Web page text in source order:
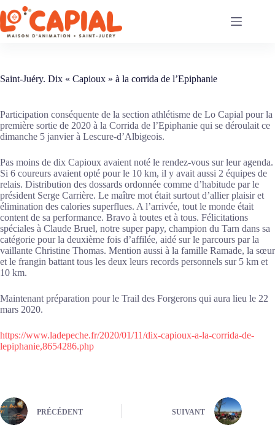
Passer
au
contenu
Saint-Juéry. Dix « Capioux » à la corrida de l’Epiphanie
Participation conséquente de la section athlétisme de Lo Capial pour la
première sortie de 2020 à la Corrida de l’Epiphanie qui se déroulait ce
dimanche 5 janvier à Lescure-d’Albigeois.
Pas moins de dix Capioux avaient noté le rendez-vous sur leur agenda.
Si 6 coureurs avaient opté pour le 10 km, il y avait aussi 2 équipes de
relais. Distribution des dossards ordonnée comme d’habitude par le
président Serge Carrière. Le maître mot était surtout d’allier plaisir et
élimination des calories superflues. A l’arrivée, tout le monde était
content de sa performance. Bravo à toutes et à tous. Félicitations
spéciales à Claude Bruel, notre super papy, champion du Tarn dans sa
catégorie pour la deuxième fois d’affilée, aidé sur le parcours par la
vaillante Christine Thomas. Mention aussi à la famille Ramade, la sœur
et le frangin battant tous les deux leurs records personnels sur 5 km et
10 km.
Maintenant préparation pour le Trail des Forgerons qui aura lieu le 22
mars 2020.
https://www.ladepeche.fr/2020/01/11/dix-capioux-a-la-corrida-de-
lepiphanie,8654286.php
PRÉCÉDENT SUIVANT